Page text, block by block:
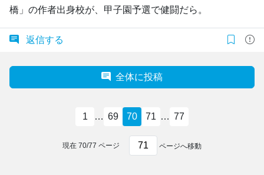
橋」の作者出身校が、甲子園予選で健闘だら。
返信する
全体に投稿
1 … 69 70 71 … 77
現在 70/77 ページ ページへ移動